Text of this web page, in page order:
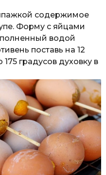
содержимое
Форму с яйцами
водой
поставь на 12
градусов духовку в